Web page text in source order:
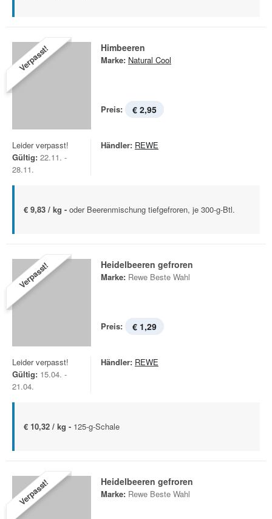
Verpasst! Himbeeren
Marke: Natural Cool
Preis: € 2,95
Leider verpasst!
Gültig: 22.11. -
28.11.
Händler: REWE
€ 9,83 / kg - oder Beerenmischung tiefgefroren, je 300-g-Btl.
Verpasst! Heidelbeeren gefroren
Marke: Rewe Beste Wahl
Preis: € 1,29
Leider verpasst!
Gültig: 15.04. -
21.04.
Händler: REWE
€ 10,32 / kg - 125-g-Schale
Verpasst! Heidelbeeren gefroren
Marke: Rewe Beste Wahl